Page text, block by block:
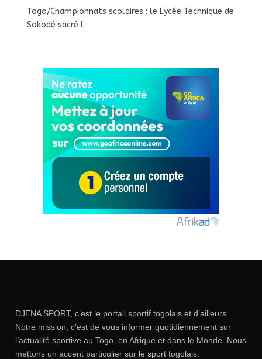
Togo/Championnats scolaires : le Lycée Technique de
Sokodé sacré !
DJENA SPORT, c’est le portail sportif togolais et d’ailleurs.
Notre mission, c’est de vous informer quotidiennement sur
l’actualité sportive au Togo, en Afrique et dans le Monde. Nous
mettons un accent particulier sur le sport togolais.